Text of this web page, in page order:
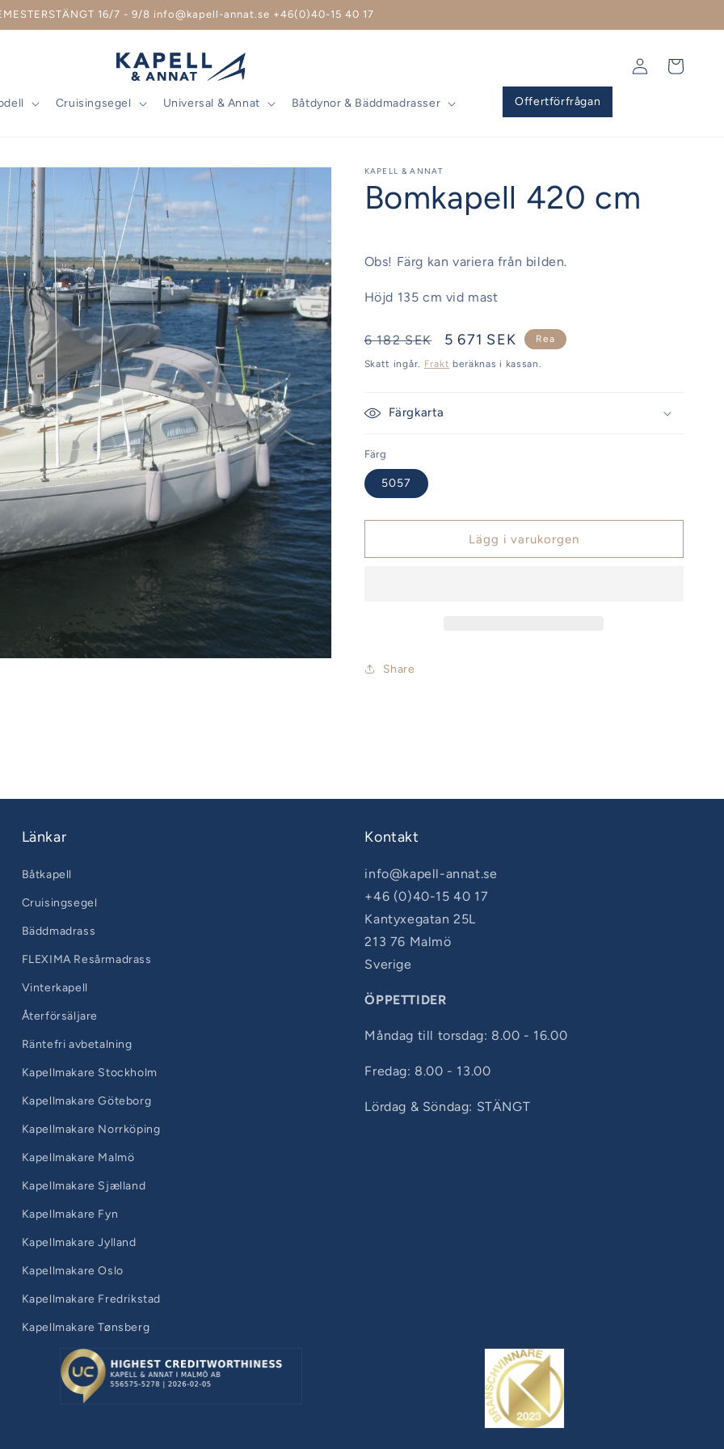
16/7 - 9/8 info@kapell-annat.se +46(0)40-15 40 17
Cruisingsegel Universal & Annat Båtdynor & Bäddmadrasser Offertförfrågan
Logga
Varukorg
KAPELL & ANNAT
Bomkapell 420 cm
Obs! Färg kan variera från bilden.
Höjd 135 cm vid mast
Ordinarie
pris
6 182 SEK Försäljningspris
5 671 SEK Rea
Skatt ingår. Frakt beräknas i kassan.
Färgkarta
Färg
5057
Lägg i varukorgen
Share
Länkar
Båtkapell
Cruisingsegel
Bäddmadrass
FLEXIMA Resårmadrass
Vinterkapell
Återförsäljare
Räntefri avbetalning
Kapellmakare Stockholm
Kapellmakare Göteborg
Kapellmakare Norrköping
Kapellmakare Malmö
Kapellmakare Sjælland
Kapellmakare Fyn
Kapellmakare Jylland
Kapellmakare Oslo
Kapellmakare Fredrikstad
Kapellmakare Tønsberg
Kontakt
info@kapell-annat.se
+46 (0)40-15 40 17
Kantyxegatan 25L
213 76 Malmö
Sverige
ÖPPETTIDER
Måndag till torsdag: 8.00 - 16.00
Fredag: 8.00 - 13.00
Lördag & Söndag: STÄNGT